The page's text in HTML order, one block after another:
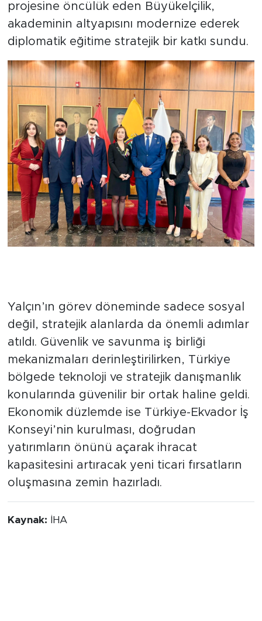
Diplomasi Akademisi’nin yenilenmesi
projesine öncülük eden Büyükelçilik,
akademinin altyapısını modernize ederek
diplomatik eğitime stratejik bir katkı sundu.
stratejik ortaklık
Yalçın’ın görev döneminde sadece sosyal
değil, stratejik alanlarda da önemli adımlar
atıldı. Güvenlik ve savunma iş birliği
mekanizmaları derinleştirilirken, Türkiye
bölgede teknoloji ve stratejik danışmanlık
konularında güvenilir bir ortak haline geldi.
Ekonomik düzlemde ise Türkiye-Ekvador İş
Konseyi’nin kurulması, doğrudan
yatırımların önünü açarak ihracat
kapasitesini artıracak yeni ticari fırsatların
oluşmasına zemin hazırladı.